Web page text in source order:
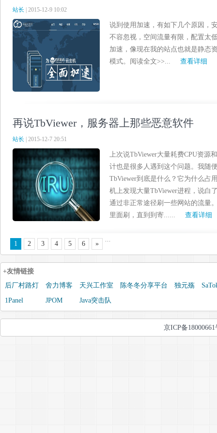
站长 | 2015-12-9 10:02
说到使用加速，有如下几个原因，
不容忽视，空间流量有限，配置太
加速，像现在我的站点也就是静态
模式。阅读全文>>...
查看详细
再说TbViewer，服务器上那些恶意软件
站长 | 2015-12-7 20:51
上次说TbViewer大量耗费CPU资源
计也是很多人遇到这个问题。我随
TbViewer到底是什么？它为什么占
机上发现大量TbViewer进程，说白
通过非正常途径刷一些网站的流量
里面刷，直到到寄......
查看详细
1 2 3 4 5 6
...
»
+友情链接
后厂村路灯
舍力博客 天兴工作室 陈冬冬分享平台 独元殇
1Panel JPOM Java突击队
京ICP备18000661